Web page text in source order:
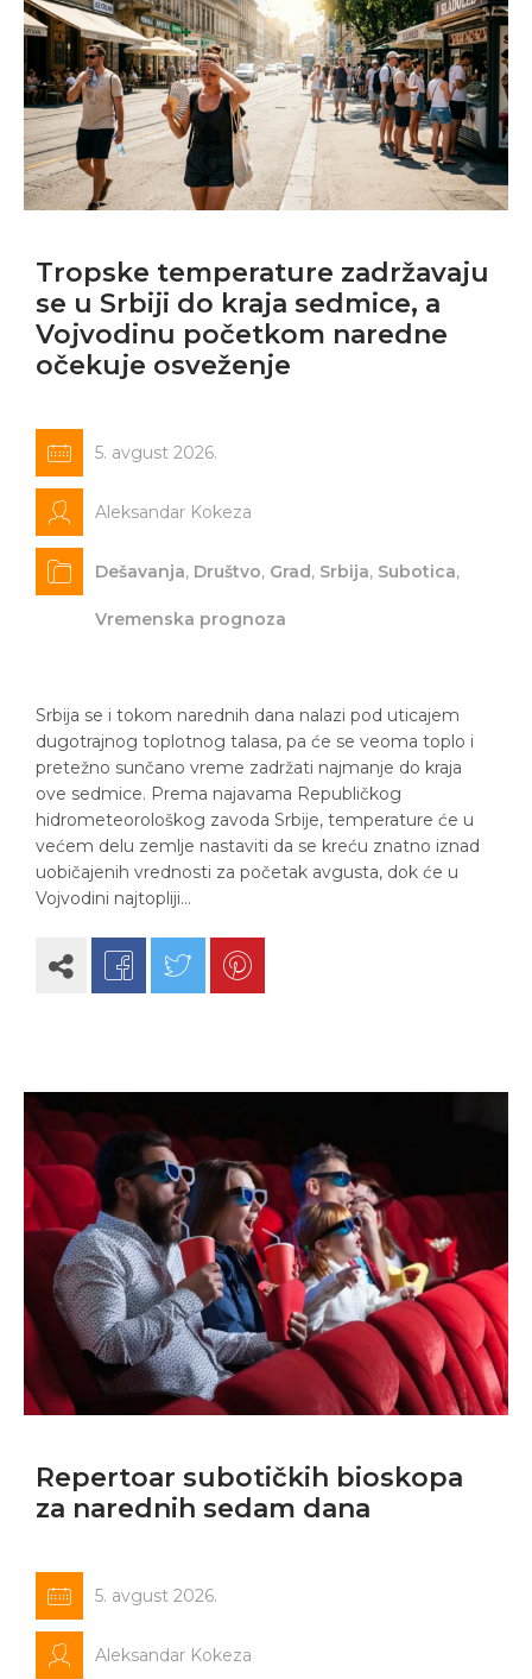
Tropske temperature zadržavaju
se u Srbiji do kraja sedmice, a
Vojvodinu početkom naredne
očekuje osveženje
5. avgust 2026.
Aleksandar Kokeza
Dešavanja, Društvo, Grad, Srbija, Subotica,
Vremenska prognoza
Srbija se i tokom narednih dana nalazi pod uticajem
dugotrajnog toplotnog talasa, pa će se veoma toplo i
pretežno sunčano vreme zadržati najmanje do kraja
ove sedmice. Prema najavama Republičkog
hidrometeorološkog zavoda Srbije, temperature će u
većem delu zemlje nastaviti da se kreću znatno iznad
uobičajenih vrednosti za početak avgusta, dok će u
Vojvodini najtopliji…
Repertoar subotičkih bioskopa
za narednih sedam dana
5. avgust 2026.
Aleksandar Kokeza